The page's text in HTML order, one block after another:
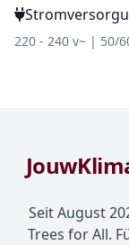
220 - 240 v~ | 50/
Seit August
Trees for All.